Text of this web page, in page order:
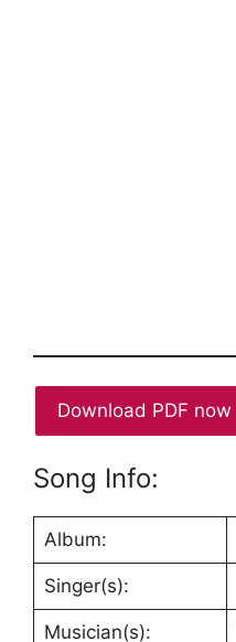
Download PDF now
Song Info:
Album:
Singer(s):
Musician(s):